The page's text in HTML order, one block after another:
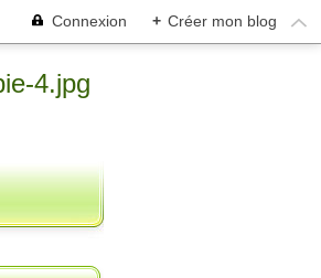
Connexion + Créer mon blog